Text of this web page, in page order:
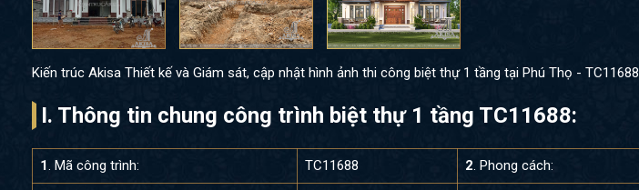
Kiến trúc Akisa Thiết kế và Giám sát, cập nhật hình ảnh thi công biệt thự 1 tầng tại Phú Thọ - TC11688
I. Thông tin chung công trình biệt thự 1 tầng TC11688:
1. Mã công trình: TC11688 2. Phong cách: